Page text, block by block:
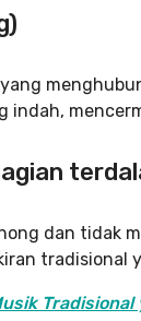
indah,
dan tidak
tradisional